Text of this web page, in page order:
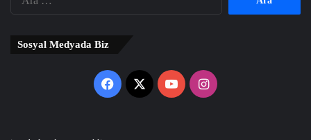
Sosyal Medyada Biz
Facebook
X YouTubeInstagram